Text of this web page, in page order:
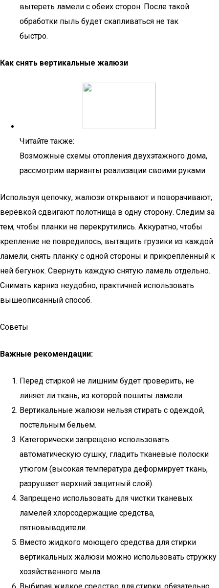
вытереть ламели с обеих сторон. После такой
обработки пыль будет скапливаться не так
быстро.
Как снять вертикальные жалюзи
Читайте также:
Возможные схемы отопления двухэтажного дома,
рассмотрим варианты реализации своими руками
Используя цепочку, жалюзи открывают и поворачивают,
верёвкой сдвигают полотнища в одну сторону. Следим за
тем, чтобы планки не перекрутились. Аккуратно, чтобы
крепление не повредилось, вытащить грузики из каждой
ламели, снять планку с одной стороны и прикреплённый к
ней бегунок. Свернуть каждую снятую ламель отдельно.
Снимать карниз неудобно, практичней использовать
вышеописанный способ.
Советы
Важные рекомендации:
Перед стиркой не лишним будет проверить, не
линяет ли ткань, из которой пошиты ламели.
Вертикальные жалюзи нельзя стирать с одеждой,
постельным бельем.
Категорически запрещено использовать
автоматическую сушку, гладить тканевые полоски
утюгом (высокая температура деформирует ткань,
разрушает верхний защитный слой).
Запрещено использовать для чистки тканевых
ламелей хлорсодержащие средства,
пятновыводители.
Вместо жидкого моющего средства для стирки
вертикальных жалюзи можно использовать стружку
хозяйственного мыла.